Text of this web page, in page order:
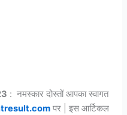
: नमस्कार दोस्तों आपका स्वागत
पर | इस आर्टिकल